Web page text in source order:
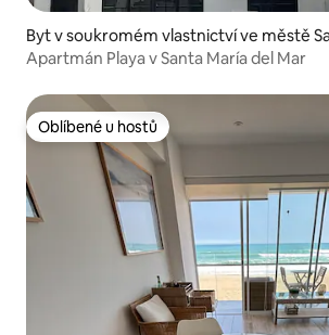
Byt v soukromém vlastnictví ve městě
aria del Mar
Apartmán Playa v Santa María del Mar
Oblíbené u hostů
Oblíbené u hostů